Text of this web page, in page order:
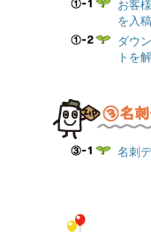
お客
を入
ダウ
トを
名刺